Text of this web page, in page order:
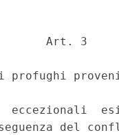
Art. 3
profughi
eccezionali
del